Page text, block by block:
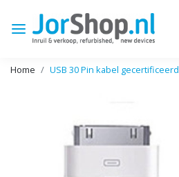
Home USB 30 Pin kabel gecertificeerd